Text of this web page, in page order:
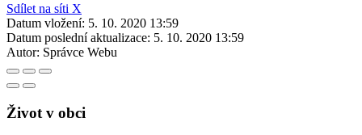
Sdílet na síti X
Datum vložení: 5. 10. 2020 13:59
Datum poslední aktualizace: 5. 10. 2020 13:59
Autor: Správce Webu
Život v obci